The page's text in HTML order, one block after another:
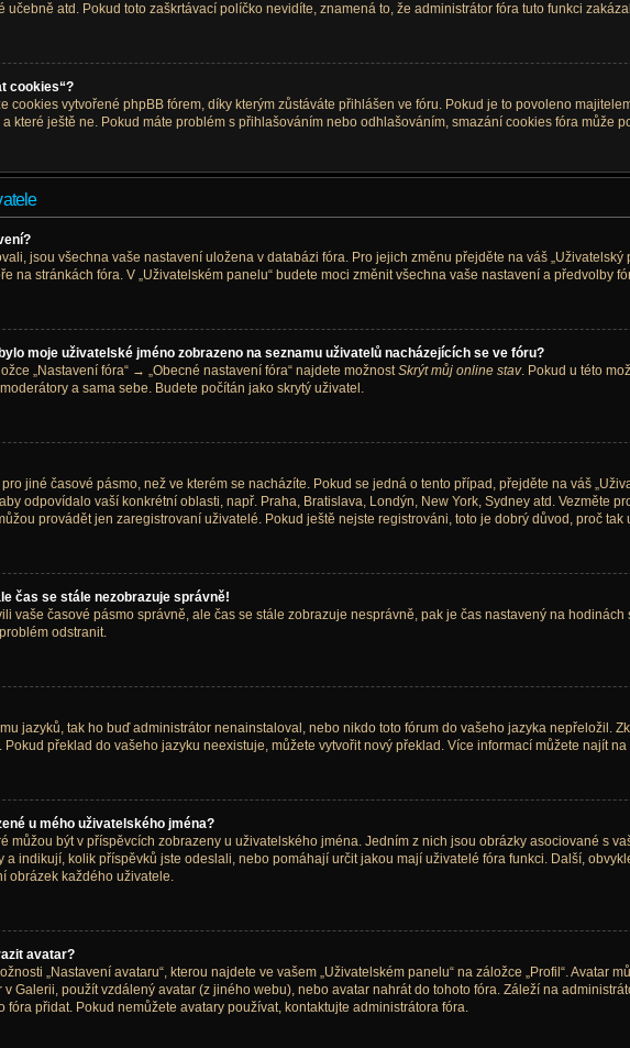
učebně atd. Pokud toto zaškrtávací políčko nevidíte, znamená to, že administrátor fóra tuto funkci
cookies“?
cookies vytvořené phpBB fórem, díky kterým zůstáváte přihlášen ve fóru. Pokud je to povoleno
které ještě ne. Pokud máte problém s přihlašováním nebo odhlašováním, smazání cookies fóra může
jsou všechna vaše nastavení uložena v databázi fóra. Pro jejich změnu přejděte na váš
na stránkách fóra. V „Uživatelském panelu“ budete moci změnit všechna vaše nastavení a předvolby
moje uživatelské jméno zobrazeno na seznamu uživatelů nacházejících se ve fóru?
„Nastavení fóra“ → „Obecné nastavení fóra“ najdete možnostSkrýt můj online stav. Pokud u této
a sama sebe. Budete počítán jako skrytý uživatel.
jiné časové pásmo, než ve kterém se nacházíte. Pokud se jedná o tento případ, přejděte na váš
odpovídalo vaší konkrétní oblasti, např. Praha, Bratislava, Londýn, New York, Sydney atd. Vezměte
provádět jen zaregistrovaní uživatelé. Pokud ještě nejste registrováni, toto je dobrý důvod, proč tak
čas se stále nezobrazuje správně!
vaše časové pásmo správně, ale čas se stále zobrazuje nesprávně, pak je čas nastavený na
odstranit.
jazyků, tak ho buď administrátor nenainstaloval, nebo nikdo toto fórum do vašeho jazyka nepřeložil.
překlad do vašeho jazyku neexistuje, můžete vytvořit nový překlad. Více informací můžete najít
u mého uživatelského jména?
můžou být v příspěvcích zobrazeny u uživatelského jména. Jedním z nich jsou obrázky asociované s
a indikují, kolik příspěvků jste odeslali, nebo pomáhají určit jakou mají uživatelé fóra funkci. Další,
obrázek každého uživatele.
avatar?
„Nastavení avataru“, kterou najdete ve vašem „Uživatelském panelu“ na záložce „Profil“. Avatar
v Galerii, použít vzdálený avatar (z jiného webu), nebo avatar nahrát do tohoto fóra. Záleží na
fóra přidat. Pokud nemůžete avatary používat, kontaktujte administrátora fóra.